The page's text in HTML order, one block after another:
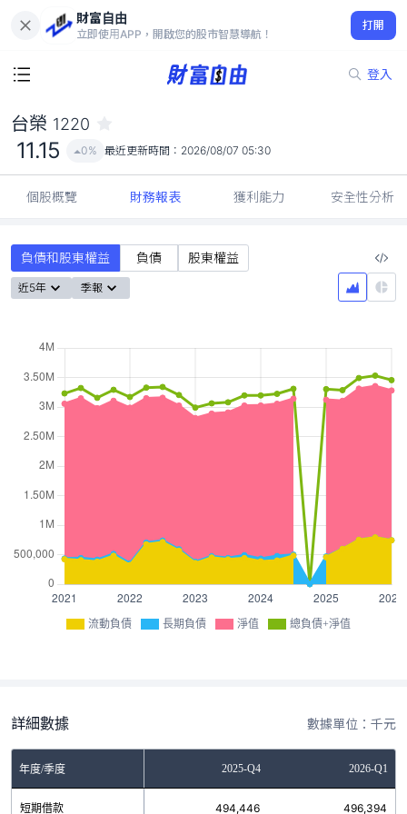
財富自由
立即使用APP，開啟您的股市智慧導航！
打開
登入
11.15
0%
台榮 1220
11.15 0% 最近更新時間： 2026/08/07 05:30
個股概覽 財務報表 獲利能力 安全性分析
負債和股東權益 負債 股東權益
近5年 季報
流動負債 長期負債 淨值 總負債+淨值
詳細數據 數據單位：千元
年度/季度 2025-Q4 2026-Q1
短期借款 494,446 496,394